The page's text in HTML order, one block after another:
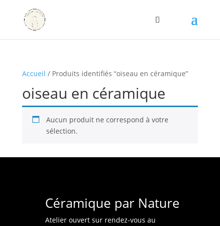
Accueil / Produits identifiés “oiseau en céramique”
oiseau en céramique
Aucun produit ne correspond à votre
sélection.
Céramique par Nature
Atelier ouvert sur rendez-vous au